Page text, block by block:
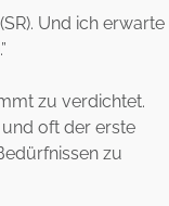
Und ich erwarte
zu verdichtet.
oft der erste
zu